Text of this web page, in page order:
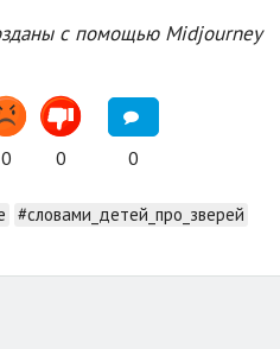
с помощью Midjourney
0 0 0
#словами_детей_про_зверей